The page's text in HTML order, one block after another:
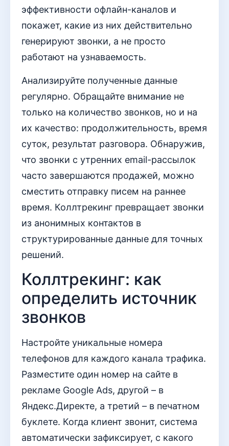
эффективности офлайн-каналов и
покажет, какие из них действительно
генерируют звонки, а не просто
работают на узнаваемость.
Анализируйте полученные данные
регулярно. Обращайте внимание не
только на количество звонков, но и на
их качество: продолжительность, время
суток, результат разговора. Обнаружив,
что звонки с утренних email-рассылок
часто завершаются продажей, можно
сместить отправку писем на раннее
время. Коллтрекинг превращает звонки
из анонимных контактов в
структурированные данные для точных
решений.
Коллтрекинг: как
определить источник
звонков
Настройте уникальные номера
телефонов для каждого канала трафика.
Разместите один номер на сайте в
рекламе Google Ads, другой – в
Яндекс.Директе, а третий – в печатном
буклете. Когда клиент звонит, система
автоматически зафиксирует, с какого